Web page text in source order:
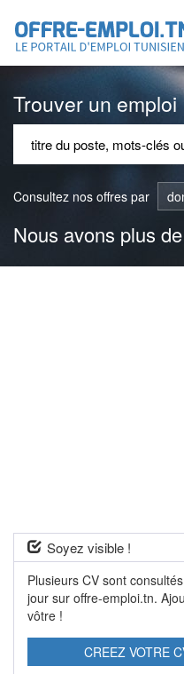
Trouver un emploi
Consultez nos offres par
Nous avons plus de
Soyez visible !
Plusieurs CV sont
jour sur offre-emploi.tn.
vôtre !
CREEZ VOTRE